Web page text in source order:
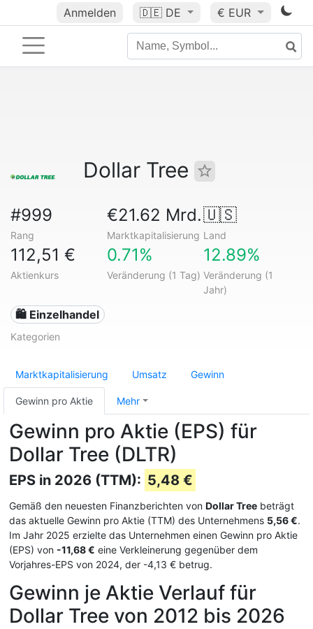
Anmelden 🇩🇪 DE € EUR
Dollar Tree
#999
Rang
€21.62 Mrd.
Marktkapitalisierung
🇺🇸
Land
112,51 €
Aktienkurs
0.71%
Veränderung (1 Tag)
12.89%
Veränderung (1
Jahr)
🛍️ Einzelhandel
Kategorien
Marktkapitalisierung Umsatz Gewinn
Gewinn pro Aktie Mehr
Gewinn pro Aktie (EPS) für
Dollar Tree (DLTR)
EPS in 2026 (TTM): 5,48 €
Gemäß den neuesten Finanzberichten von Dollar Tree beträgt
das aktuelle Gewinn pro Aktie (TTM) des Unternehmens 5,56 €.
Im Jahr 2025 erzielte das Unternehmen einen Gewinn pro Aktie
(EPS) von -11,68 € eine Verkleinerung gegenüber dem
Vorjahres-EPS von 2024, der -4,13 € betrug.
Gewinn je Aktie Verlauf für
Dollar Tree von 2012 bis 2026